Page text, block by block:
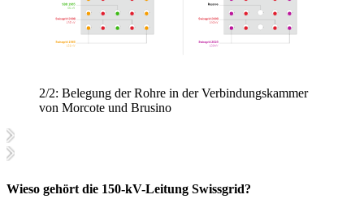
2/2: Belegung der Rohre in der Verbindungskammer
von Morcote und Brusino
Wieso gehört die 150-kV-Leitung Swissgrid?